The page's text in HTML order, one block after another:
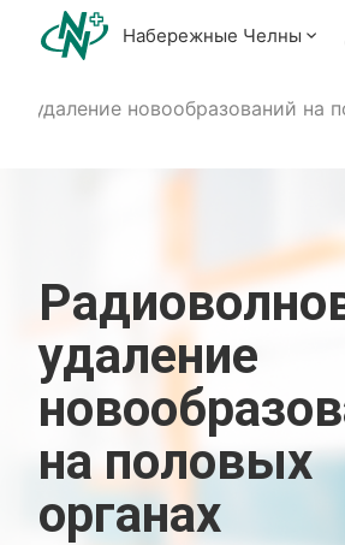
Набережные Челны
удаление новообразований на
удаление
на половых
органах